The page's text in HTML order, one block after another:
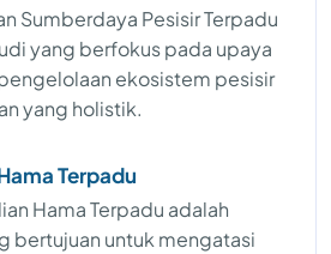
Sumberdaya Pesisir Terpadu
yang berfokus pada upaya
ekosistem pesisir
yang holistik.
Terpadu
Hama Terpadu adalah
bertujuan untuk mengatasi